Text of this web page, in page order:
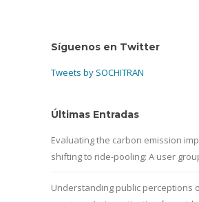
Síguenos en Twitter
Tweets by SOCHITRAN
Últimas Entradas
Evaluating the carbon emission
shifting to ride-pooling: A user
Understanding public perceptions